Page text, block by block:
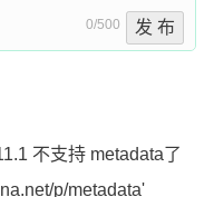
0/500 发 布
不支持 metadata了